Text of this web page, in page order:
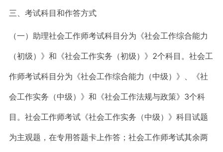
三、考试科目和作答方式
（一）助理社会工作师考试科目分为《社会工作综合能力
（初级）》和《社会工作实务（初级）》2个科目。社会工
作师考试科目分为《社会工作综合能力（中级）》、《社
会工作实务（中级）》和《社会工作法规与政策》3个科
目。社会工作师考试《社会工作实务（中级）》科目试题
为主观题，在专用答题卡上作答；社会工作师考试其余两